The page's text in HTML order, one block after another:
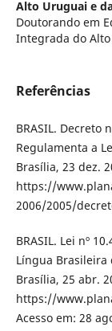
Alto Uruguai e
Doutorando em
Integrada do
Referências
BRASIL. Decreto
Regulamenta a
Brasília, 23 dez.
https://
2006/2005/
BRASIL. Lei nº
Língua Brasileira
Brasília, 25 abr.
https://
Acesso em: 28